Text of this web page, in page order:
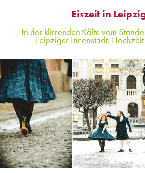
Eiszeit in
In der klirrenden Kälte vom
Leipziger Innenstadt.